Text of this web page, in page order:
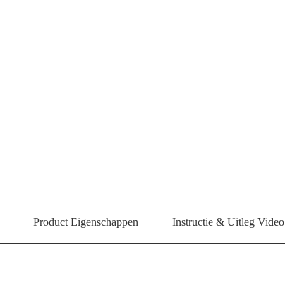
Product Eigenschappen Instructie & Uitleg Video